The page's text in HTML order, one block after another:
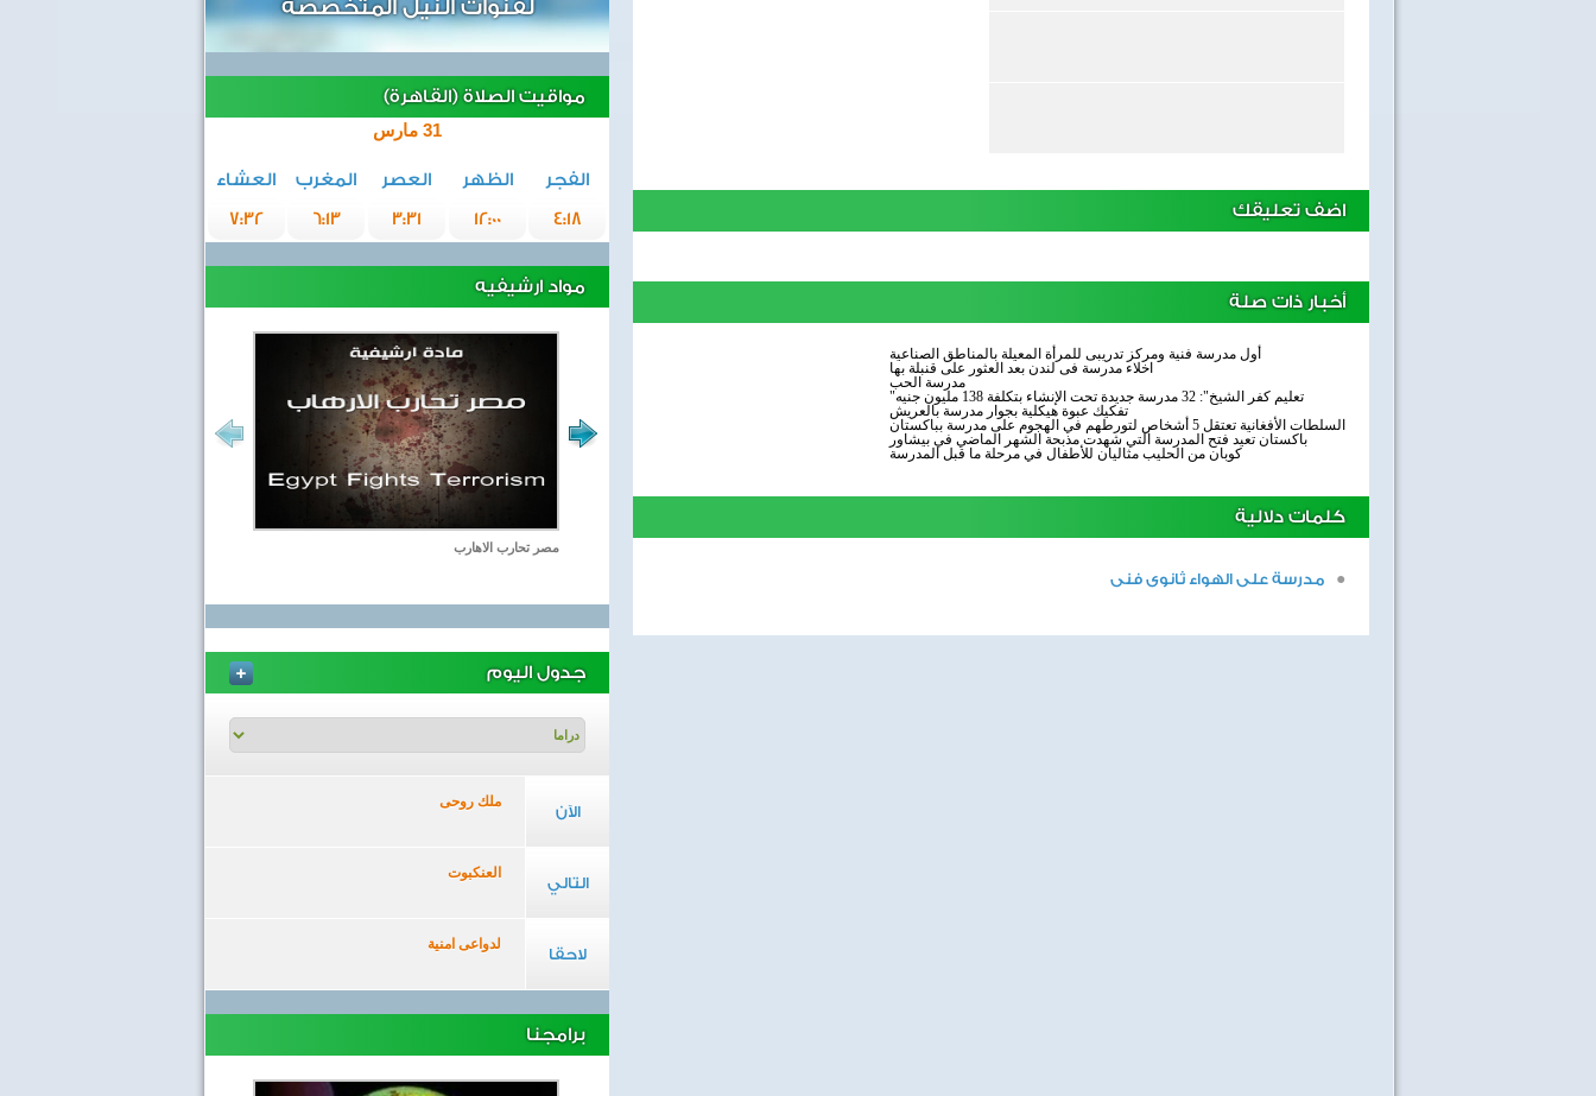
اضف تعليقك
أخبار ذات صلة
أول مدرسة فنية ومركز تدريبى للمرأة المعيلة بالمناطق الصناعية
اخلاء مدرسة فى لندن بعد العثور على قنبلة بها
مدرسة الحب
"تعليم كفر الشيخ": 32 مدرسة جديدة تحت الإنشاء بتكلفة 138 مليون جنيه
تفكيك عبوة هيكلية بجوار مدرسة بالعريش
السلطات الأفغانية تعتقل 5 أشخاص لتورطهم في الهجوم على مدرسة بباكستان
باكستان تعيد فتح المدرسة التي شهدت مذبحة الشهر الماضي في بيشاور
كوبان من الحليب مثاليان للأطفال في مرحلة ما قبل المدرسة
كلمات دلالية
مدرسة على الهواء ثانوى فنى
لقنوات النيل المتخصصة
مواقيت الصلاة (القاهرة)
31 مارس
الفجر الظهر العصر المغرب
العشاء
4:18
12:00
3:31
6:13
7:32
مواد ارشيفيه
مصر تحارب الاهارب
جدول اليوم
الآن
ملك روحى
التالي
العنكبوت
لاحقا
لدواعى امنية
برامجنا